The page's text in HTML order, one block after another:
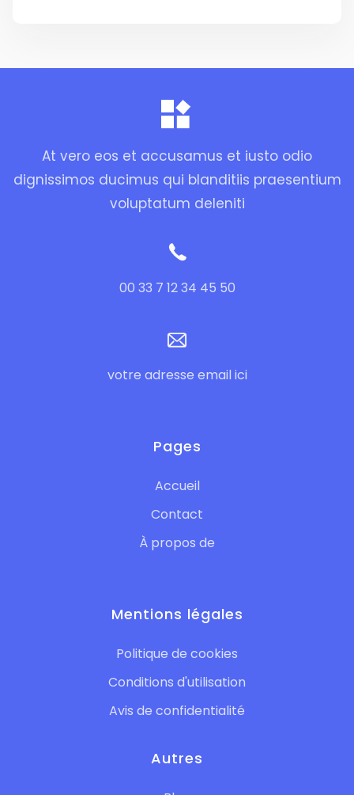
At vero eos et accusamus et iusto odio
dignissimos ducimus qui blanditiis praesentium
voluptatum deleniti
00 33 7 12 34 45 50
votre adresse email ici
Pages
Accueil
Contact
À propos de
Mentions légales
Politique de cookies
Conditions d'utilisation
Avis de confidentialité
Autres